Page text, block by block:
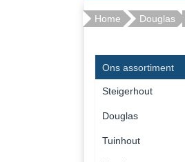
Home Douglas
Ons assortiment
Steigerhout
Douglas
Tuinhout